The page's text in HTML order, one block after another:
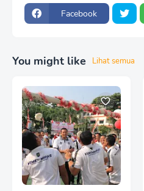
Facebook
You might like Lihat semua